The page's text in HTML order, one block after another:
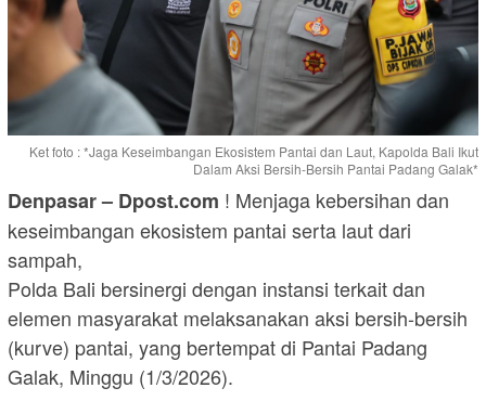
Ket foto : *Jaga Keseimbangan Ekosistem Pantai dan Laut, Kapolda Bali Ikut
Dalam Aksi Bersih-Bersih Pantai Padang Galak*
Denpasar – Dpost.com ! Menjaga kebersihan dan
keseimbangan ekosistem pantai serta laut dari
sampah,
Polda Bali bersinergi dengan instansi terkait dan
elemen masyarakat melaksanakan aksi bersih-bersih
(kurve) pantai, yang bertempat di Pantai Padang
Galak, Minggu (1/3/2026).